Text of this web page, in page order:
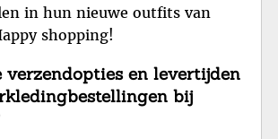
in hun nieuwe outfits van
shopping!
verzendopties en levertijden
bij